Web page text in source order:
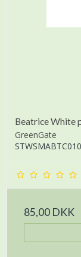
Beatrice White
GreenGate
85,00 DKK